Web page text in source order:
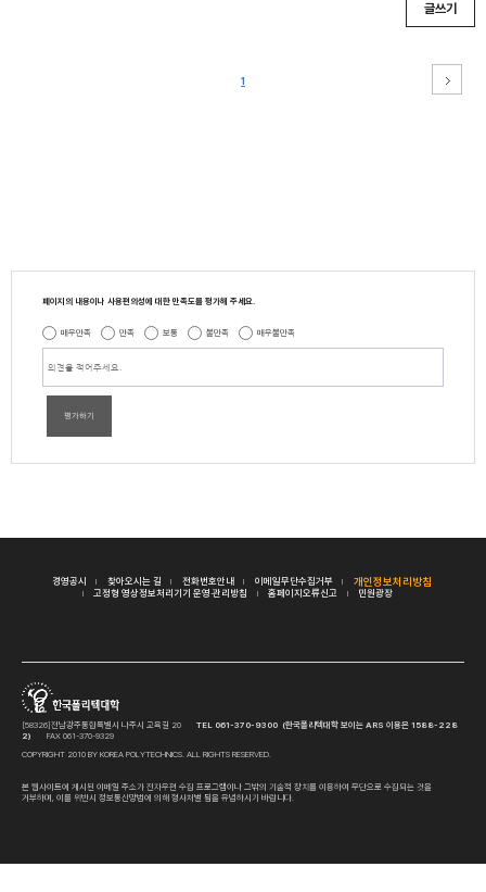
글쓰기
1
페이지의 내용이나 사용편의성에 대한 만족도를 평가해 주세요.
매우만족 만족 보통 불만족 매우불만족
평가하기
경영공시 찾아오시는 길 전화번호안내 이메일무단수집거부 개인정보처리방침
고정형 영상정보처리기기 운영·관리방침 홈페이지오류신고 민원광장
[58326]전남광주통합특별시 나주시 교육길 20 TEL 061-370-9300 (한국폴리텍대학 보이는 ARS 이용은 1588-228
2)
FAX 061-370-9329
COPYRIGHT 2010 BY KOREA POLYTECHNICS. ALL RIGHTS RESERVED.
본 웹사이트에 게시된 이메일 주소가 전자우편 수집 프로그램이나 그밖의 기술적 장치를 이용하여 무단으로 수집되는 것을
거부하며, 이를 위반시 정보통신망법에 의해 형사처벌 됨을 유념하시기 바랍니다.